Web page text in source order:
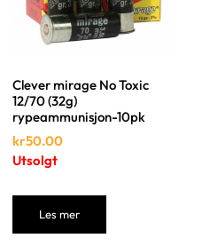
Clever mirage No Toxic
12/70 (32g)
rypeammunisjon-10pk
kr50.00
Utsolgt
Les mer